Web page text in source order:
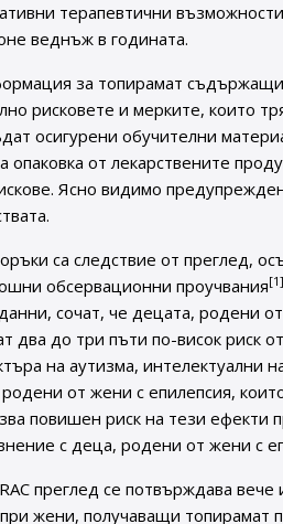
терапевтични
веднъж в годината.
за топирамат
рисковете и мерките, които
осигурени обучителни
опаковка от лекарствените
Ясно видимо
са следствие от преглед,
обсервационни проучвания
сочат, че децата, родени
два до три пъти по-висок риск
на аутизма, интелектуални
от жени с епилепсия,
повишен риск на тези
с деца, родени от жени с
преглед се потвърждава
жени, получаващи топирамат